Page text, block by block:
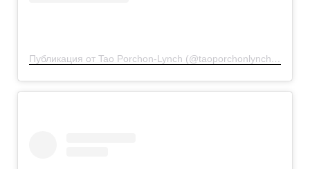
Публикация от Tao Porchon-Lynch (@taoporchonlynch100)